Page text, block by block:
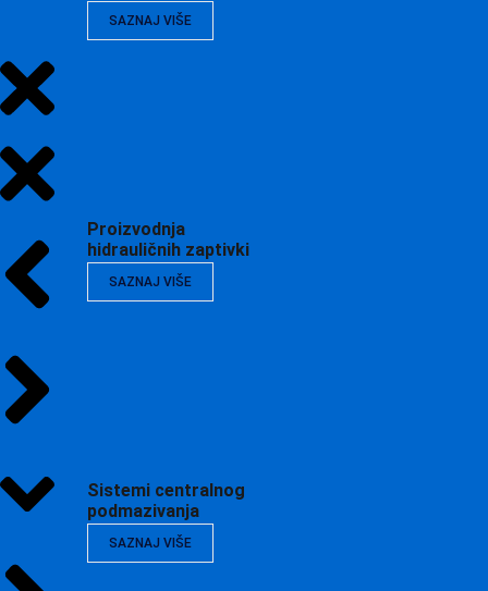
SAZNAJ VIŠE
Proizvodnja
hidrauličnih zaptivki
SAZNAJ VIŠE
Sistemi centralnog
podmazivanja
SAZNAJ VIŠE